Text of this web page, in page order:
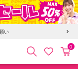
い
検索 お気にカ
0